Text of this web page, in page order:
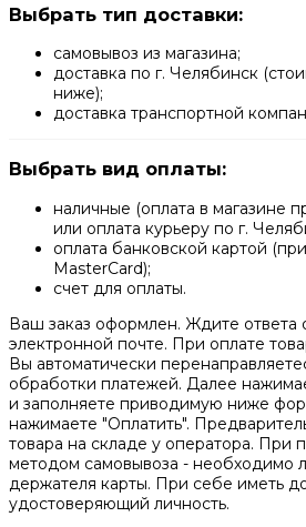
Выбрать тип доставки:
самовывоз из магазина;
доставка по г. Челябинск
ниже);
доставка транспортной
Выбрать вид оплаты:
наличные (оплата в магазине
или оплата курьеру по г.
оплата банковской картой
MasterCard);
счет для оплаты.
Ваш заказ оформлен. Ждите ответа
электронной почте. При оплате
Вы автоматически
обработки платежей. Далее
и заполняете приводимую ниже
нажимаете "Оплатить".
товара на складе у оператора. При
методом самовывоза - необходимо
держателя карты. При себе иметь
удостоверяющий личность.